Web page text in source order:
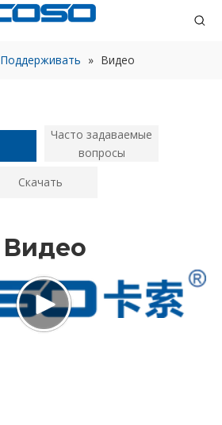
Поддерживать » Видео
Часто задаваемые
вопросы
Скачать
Видео